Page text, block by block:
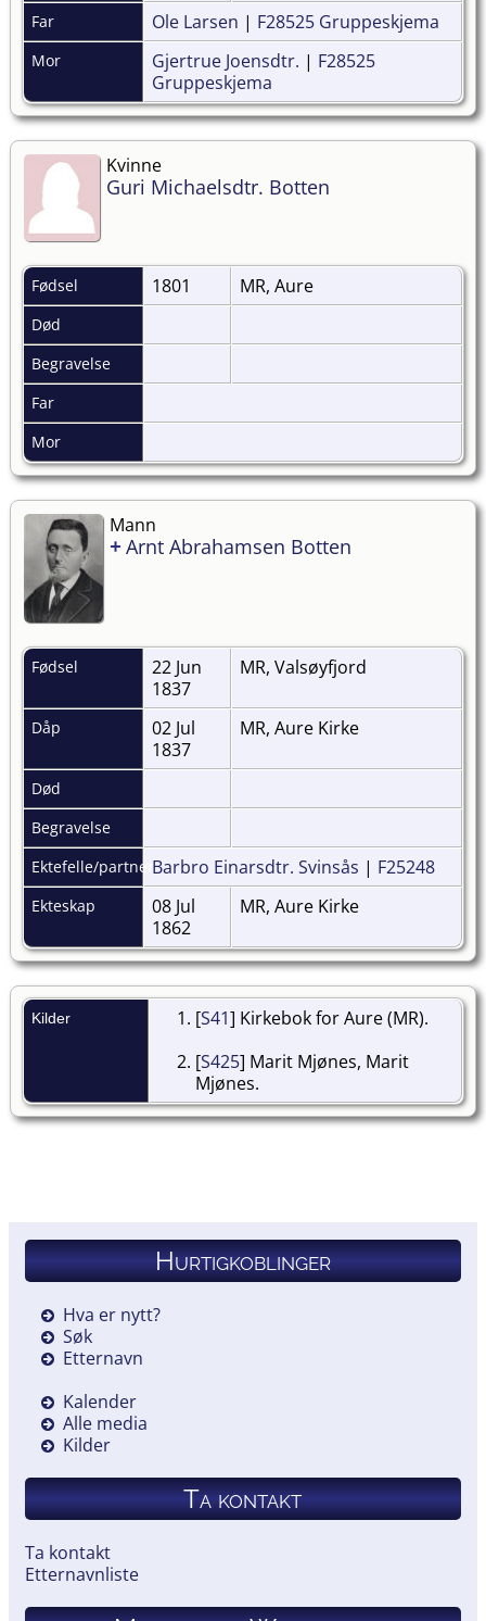
Far Ole Larsen | F28525 Gruppeskjema
Mor Gjertrue Joensdtr. | F28525
Gruppeskjema
Kvinne
Guri Michaelsdtr. Botten
Fødsel 1801 MR, Aure
Død
Begravelse
Far
Mor
Mann
+Arnt Abrahamsen Botten
Fødsel
22 Jun
1837
MR, Valsøyfjord
Dåp
02 Jul
1837
MR, Aure Kirke
Død
Begravelse
Ektefelle/partnerBarbro Einarsdtr. Svinsås | F25248
Ekteskap
08 Jul
1862
MR, Aure Kirke
Kilder [S41] Kirkebok for Aure (MR).
[S425] Marit Mjønes, Marit
Mjønes.
Hurtigkoblinger
Hva er nytt?
Søk
Etternavn
Kalender
Alle media
Kilder
Ta kontakt
Ta kontakt
Etternavnliste